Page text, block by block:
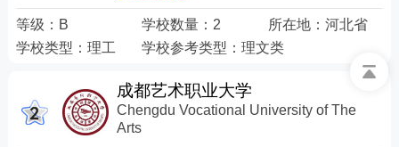
等级： B 学校数量： 2 所在地： 河北省
学校类型： 理工 学校参考类型：理文类
成都艺术职业大学
Chengdu Vocational University of The
Arts